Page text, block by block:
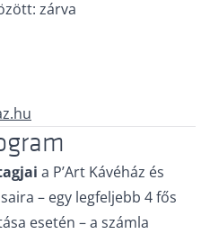
zárva
a P’Art Kávéház és
– egy legfeljebb 4 fős
esetén – a számla